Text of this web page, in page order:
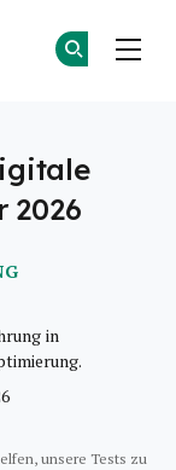
2026
in
unsere Tests zu